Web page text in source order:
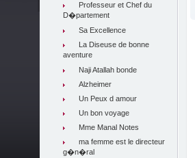
Professeur et Chef du
D�partement
Sa Excellence
La Diseuse de bonne
aventure
Naji Atallah bonde
Alzheimer
Un Peux d amour
Un bon voyage
Mme Manal Notes
ma femme est le directeur
g�n�ral